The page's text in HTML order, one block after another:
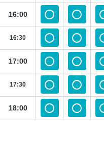
16:00
16:30
17:00
17:30
18:00